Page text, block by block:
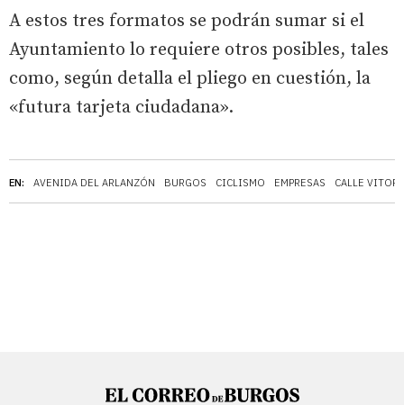
EN: AVENIDA DEL ARLANZÓN BURGOS CICLISMO EMPRESAS CALLE
A estos tres formatos se podrán sumar si el
Ayuntamiento lo requiere otros posibles, tales
como, según detalla el pliego en cuestión, la
«futura tarjeta ciudadana».